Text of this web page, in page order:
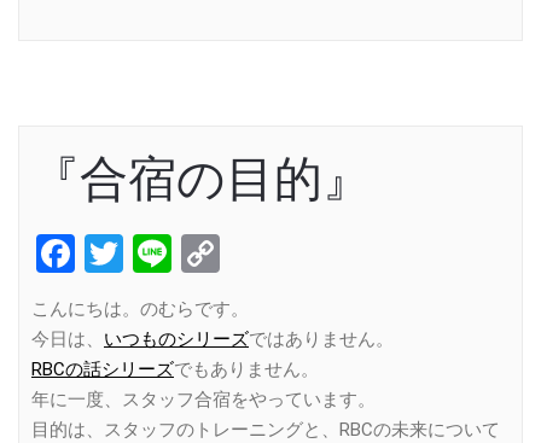
『合宿の目的』
Facebook
Twitter
Line
Link
こんにちは。のむらです。
今日は、 いつものシリーズではありません。
RBCの話シリーズでもありません。
年に一度、スタッフ合宿をやっています。
目的は、スタッフのトレーニングと、RBCの未来について